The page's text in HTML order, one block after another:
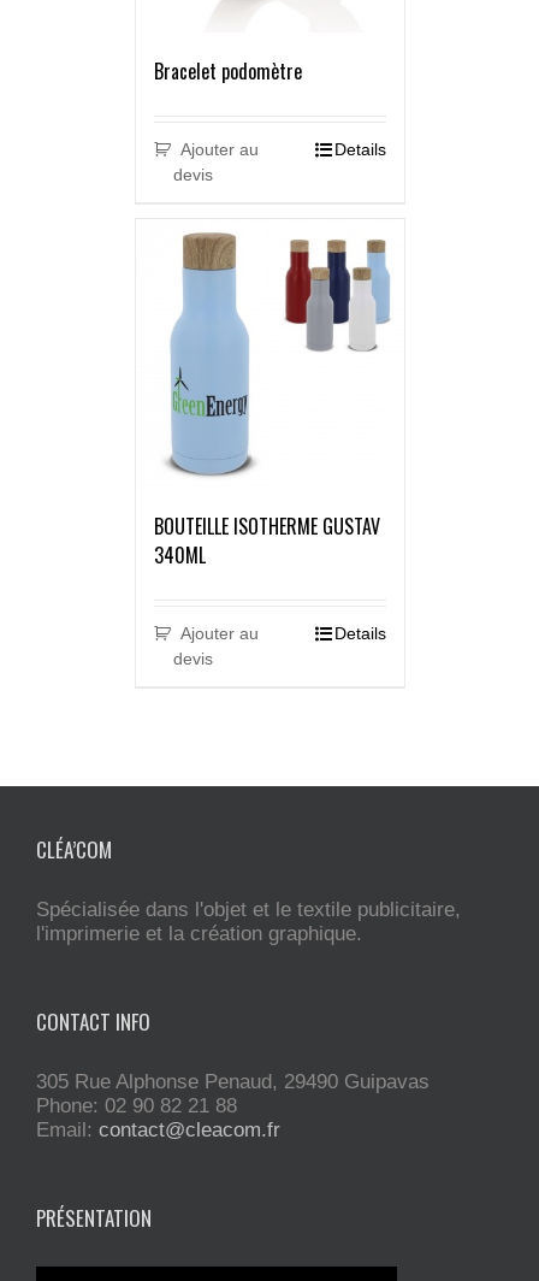
Bracelet podomètre
Ajouter au
devis
Details
BOUTEILLE ISOTHERME GUSTAV
340ML
Ajouter au
devis
Details
CLÉA’COM
Spécialisée dans l'objet et le textile publicitaire,
l'imprimerie et la création graphique.
CONTACT INFO
305 Rue Alphonse Penaud, 29490 Guipavas
Phone: 02 90 82 21 88
Email: contact@cleacom.fr
PRÉSENTATION